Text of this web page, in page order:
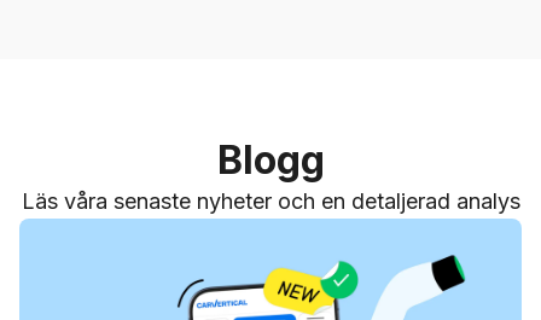
Blogg
Läs våra senaste nyheter och en detaljerad analys